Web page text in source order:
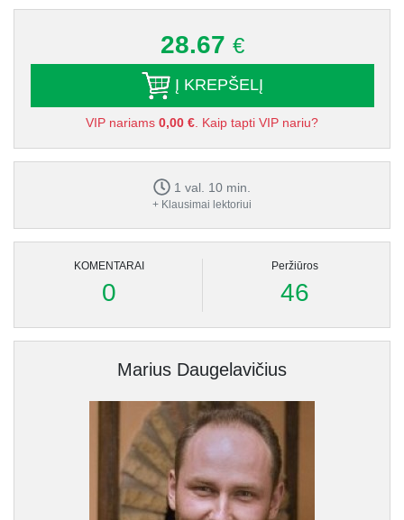
28.67 €
Į KREPŠELĮ
VIP nariams 0,00 € . Kaip tapti VIP nariu?
1 val. 10 min.
+ Klausimai lektoriui
KOMENTARAI
0
Peržiūros
46
Marius Daugelavičius